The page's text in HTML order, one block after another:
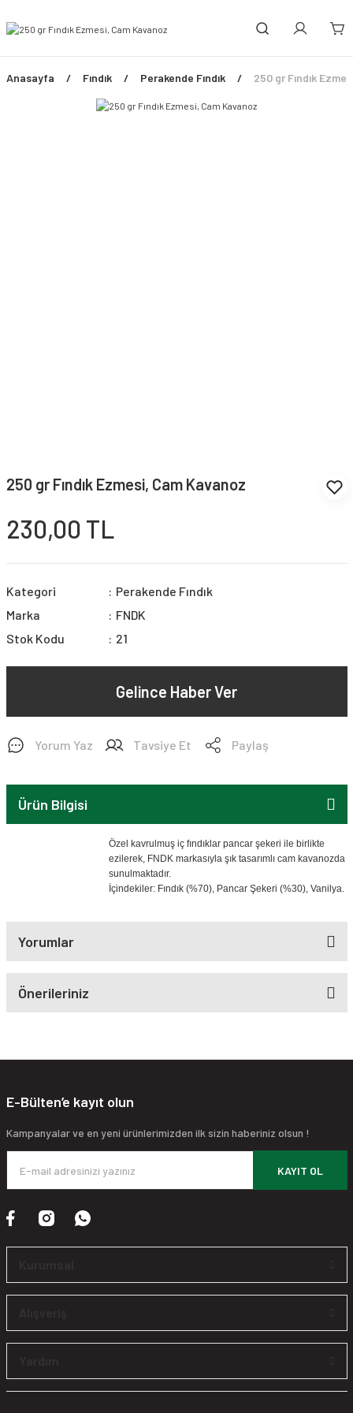
Anasayfa Fındık Perakende Fındık 250 gr Fındık
250 gr Fındık Ezmesi, Cam Kavanoz
230,00 TL
Kategori
Perakende Fındık
Marka
FNDK
Stok Kodu
21
Gelince Haber Ver
Yorum Yaz Tavsiye Et Paylaş
Ürün Bilgisi
Özel kavrulmuş iç fındıklar pancar şekeri ile birlikte
ezilerek, FNDK markasıyla şık tasarımlı cam kavanozda
sunulmaktadır.
İçindekiler: Fındık (%70), Pancar Şekeri (%30), Vanilya.
Yorumlar
Önerileriniz
E-Bülten’e kayıt olun
Kampanyalar ve en yeni ürünlerimizden ilk sizin haberiniz olsun !
KAYIT OL